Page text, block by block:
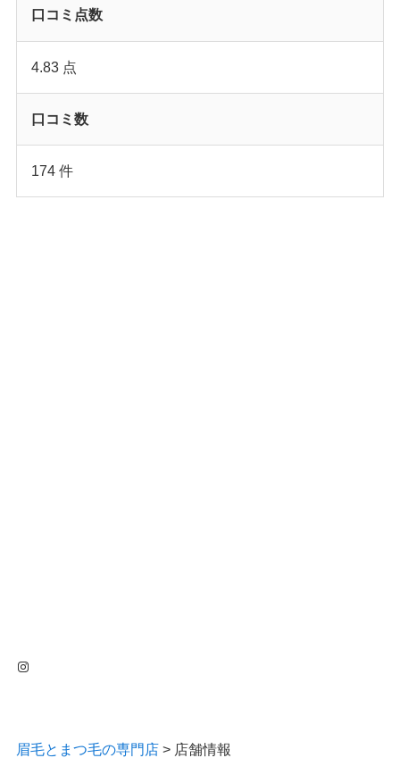
口コミ点数
4.83 点
口コミ数
174 件
Instagram
眉毛とまつ毛の専門店> 店舗情報